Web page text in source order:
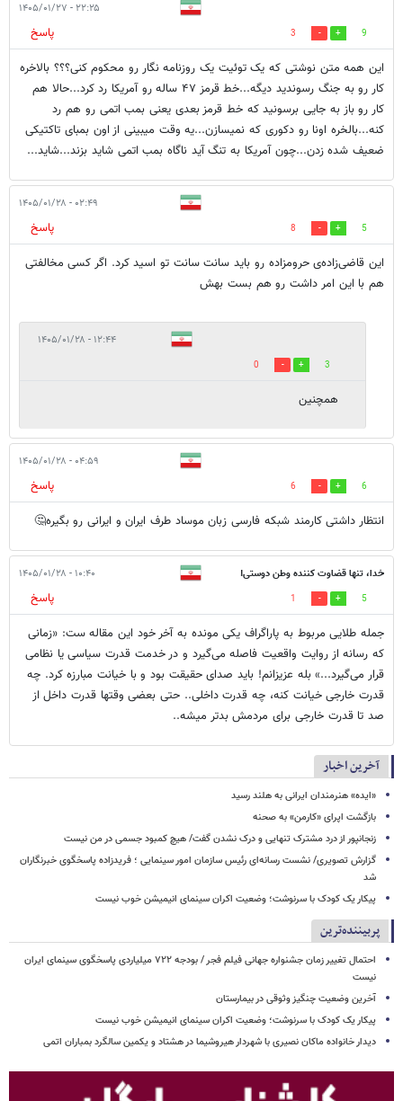
۲۲:۲۵ - ۱۴۰۵/۰۱/۲۷
9
3
پاسخ
این همه متن نوشتی که یک توئیت یک روزنامه نگار رو محکوم کنی؟؟؟ بالاخره
کار رو به جنگ رسوندید دیگه...خط قرمز ۴۷ ساله رو آمریکا رد کرد...حالا هم
کار رو باز به جایی برسونید که خط قرمز بعدی یعنی بمب اتمی رو هم رد
کنه...بالخره اونا رو دکوری که نمیسازن...یه وقت میبینی از اون بمبای تاکتیکی
ضعیف شده زدن...چون آمریکا به تنگ آید ناگاه بمب اتمی شاید بزند...شاید...
۰۲:۴۹ - ۱۴۰۵/۰۱/۲۸
5
8
پاسخ
این قاضی‌زاده‌ی حرومزاده رو باید سانت سانت تو اسید کرد. اگر کسی مخالفتی
هم با این امر داشت رو هم بست بهش
۱۲:۴۴ - ۱۴۰۵/۰۱/۲۸
3
0
همچنین
۰۴:۵۹ - ۱۴۰۵/۰۱/۲۸
6
6
پاسخ
انتظار داشتی کارمند شبکه فارسی زبان موساد طرف ایران و ایرانی رو بگیره🤔
خدا، تنها قضاوت کننده وطن دوستی! ۱۰:۴۰ - ۱۴۰۵/۰۱/۲۸
5
1
پاسخ
جمله طلایی مربوط به پاراگراف یکی مونده به آخر خود این مقاله ست: «زمانی
که رسانه از روایت واقعیت فاصله می‌گیرد و در خدمت قدرت سیاسی یا نظامی
قرار می‌گیرد...» بله عزیزانم! باید صدای حقیقت بود و با خیانت مبارزه کرد. چه
قدرت خارجی خیانت کنه، چه قدرت داخلی.. حتی بعضی وقتها قدرت داخل از
صد تا قدرت خارجی برای مردمش بدتر میشه..
آخرین اخبار
«ایده» هنرمندان ایرانی به هلند رسید
بازگشت اپرای «کارمن» به صحنه
زنجانپور از درد مشترک تنهایی و درک نشدن گفت/ هیچ کمبود جسمی در من نیست
گزارش تصویری/ نشست رسانه‌ای رئیس سازمان امور سینمایی ؛ فریدزاده پاسخگوی خبرنگاران
شد
پیکار یک کودک با سرنوشت؛ وضعیت اکران سینمای انیمیشن خوب نیست
پربیننده‌ترین
احتمال تغییر زمان جشنواره جهانی فیلم فجر / بودجه ۷۲۲ میلیاردی پاسخگوی سینمای ایران
نیست
آخرین وضعیت چنگیز وثوقی در بیمارستان
پیکار یک کودک با سرنوشت؛ وضعیت اکران سینمای انیمیشن خوب نیست
دیدار خانواده ماکان نصیری با شهردار هیروشیما در هشتاد و یکمین سالگرد بمباران اتمی